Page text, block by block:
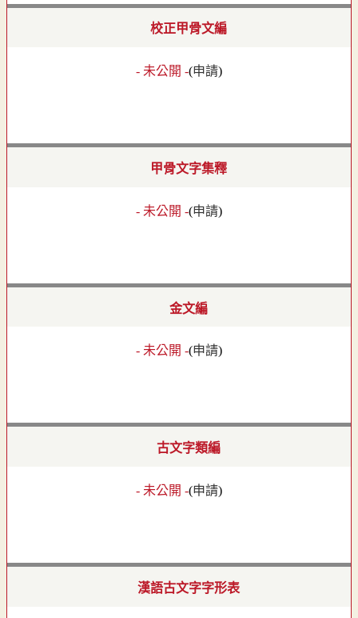
校正甲骨文編
- 未公開 -(申請)
甲骨文字集釋
- 未公開 -(申請)
金文編
- 未公開 -(申請)
古文字類編
- 未公開 -(申請)
漢語古文字字形表